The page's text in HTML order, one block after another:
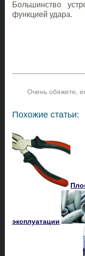
Большинство
функцией удара.
Очень обяжете,
Похожие статьи:
эксплуатации